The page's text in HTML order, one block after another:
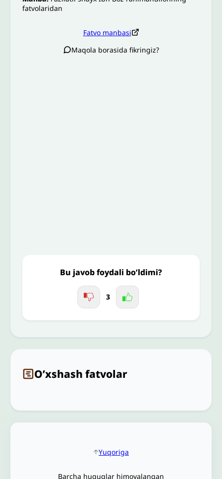
fatvolaridan
Fatvo manbasi
Maqola borasida fikringiz?
Bu javob foydali bo’ldimi?
3
O’xshash fatvolar
Yuqoriga
Barcha huquqlar himoyalangan